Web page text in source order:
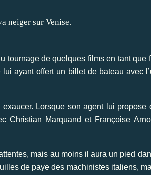
tournage de quelques films en tant que
ayant offert un billet de bateau avec
Lorsque son agent lui propose
Christian Marquand et Françoise
mais au moins il aura un pied
de paye des machinistes italiens,